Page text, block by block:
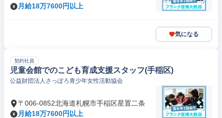
月給18万7600円以上
気になる
契約社員
児童会館でのこども育成支援スタッフ(手稲区)
公益財団法人さっぽろ青少年女性活動協会
〒006-0852北海道札幌市手稲区星置二条
月給18万7600円以上